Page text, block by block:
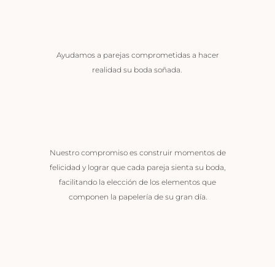
Ayudamos a parejas comprometidas a hacer
realidad su boda soñada.
Nuestro compromiso es construir momentos de
felicidad y lograr que cada pareja sienta su boda,
facilitando la elección de los elementos que
componen la papelería de su gran día.